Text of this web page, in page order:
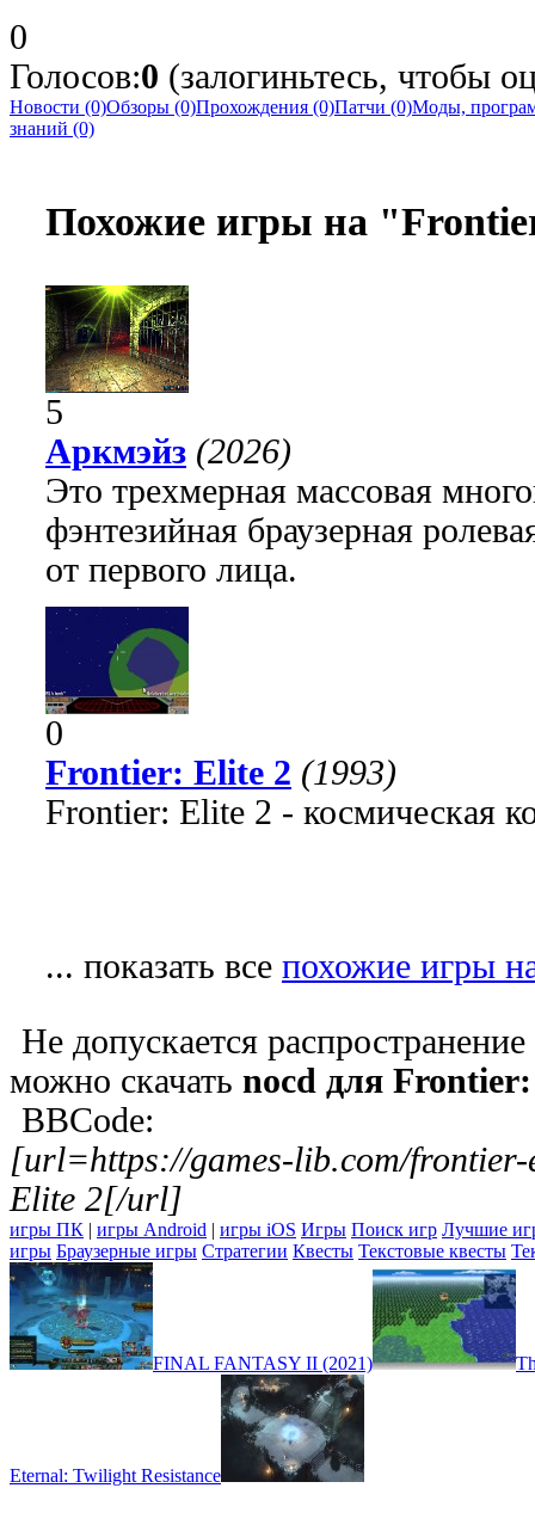
0
Голосов:0 (залогиньтесь, чтобы
Новости (0)Обзоры (0)Прохождения (0)Патчи (0)Моды,
знаний (0)
Похожие игры на
5
Аркмэйз (2026)
Это трехмерная массовая
фэнтезийная браузерная
от первого лица.
0
Frontier: Elite 2 (1993)
Frontier: Elite 2 - космическая
... показать все похожие игры
Не допускается
можно скачать nocd для
BBCode:
[url=https://games-lib.com/
Elite 2[/url]
игры ПК | игры Android | игры iOS Игры Поиск игр Лучшие
игры Браузерные игры Стратегии Квесты Текстовые квесты
FINAL FANTASY II (2021)
Eternal: Twilight Resistance